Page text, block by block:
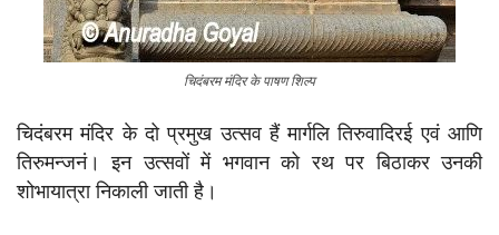
चिदंबरम मंदिर के पाषण शिल्प
चिदंबरम मंदिर के दो प्रमुख उत्सव हैं मार्गलि तिरुवादिरई एवं आणि
तिरुमन्जनं। इन उत्सवों में भगवान को रथ पर बिठाकर उनकी
शोभायात्रा निकाली जाती है।